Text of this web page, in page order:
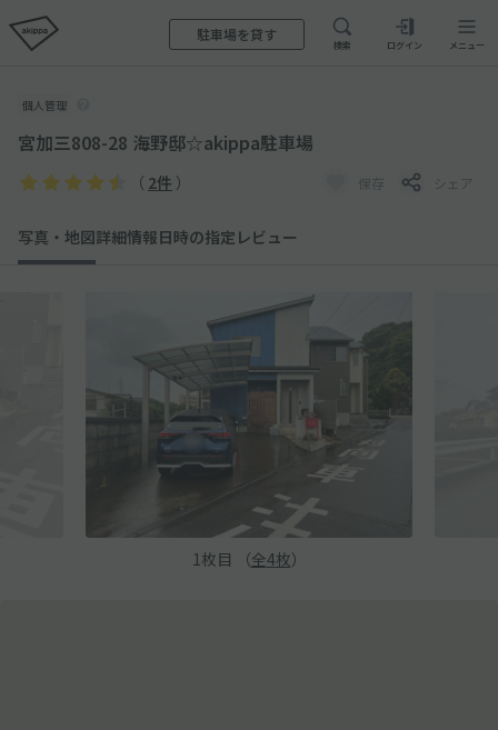
駐車場を貸す
検索 ログイン メニュー
個人管理
宮加三808-28 海野邸☆akippa駐車場
（ 2件 ） 保存 シェア
写真・地図詳細情報日時の指定 レビュー
1 枚目 （全4枚）